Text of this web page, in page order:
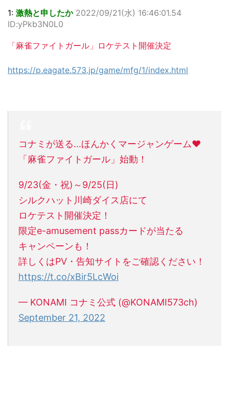
1: 激熱と申したか 2022/09/21(水) 16:46:01.54
ID:yPkb3N0L0
「麻雀ファイトガール」ロケテスト開催決定
https://p.eagate.573.jp/game/mfg/1/index.html
コナミが送る…ほんかくマージャンゲーム♥
「麻雀ファイトガール」始動！
9/23(金・祝)～9/25(日)
シルクハット川崎ダイス店にて
ロケテスト開催決定！
限定e-amusement passカードが当たる
キャンペーンも！
詳しくはPV・告知サイトをご確認ください！
https://t.co/xBir5LcWoi
— KONAMI コナミ公式 (@KONAMI573ch)
September 21, 2022